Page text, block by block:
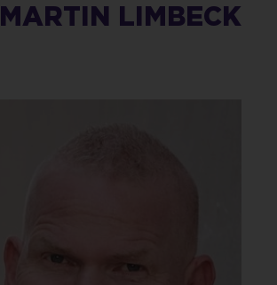
MARTIN LIMBECK